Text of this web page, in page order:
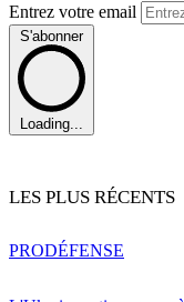
Entrez votre email
S'abonner
Loading...
LES PLUS RÉCENTS
PRODÉFENSE